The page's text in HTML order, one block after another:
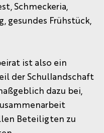
Schmeckeria,
gesundes Frühstück,
ist also ein
der Schullandschaft
dazu bei,
Beteiligten zu